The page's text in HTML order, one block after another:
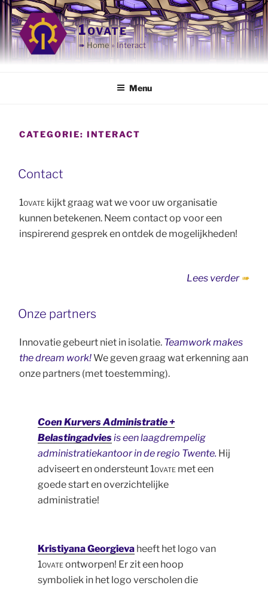
Ga
naar
de
inhoud
1ovate
➠ Home» Interact
Menu
CATEGORIE: INTERACT
Contact
1ovate kijkt graag wat we voor uw organisatie
kunnen betekenen. Neem contact op voor een
inspirerend gesprek en ontdek de mogelijkheden!
Lees verder
Onze partners
Innovatie gebeurt niet in isolatie. Teamwork makes
the dream work!We geven graag wat erkenning aan
onze partners (met toestemming).
Coen Kurvers Administratie +
Belastingadvies is een laagdrempelig
administratiekantoor in de regio Twente. Hij
adviseert en ondersteunt 1ovatemet een
goede start en overzichtelijke
administratie!
Kristiyana Georgievaheeft het logo van
1ovateontworpen! Er zit een hoop
symboliek in het logo verscholen die